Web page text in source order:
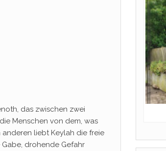
das zwischen zwei
Menschen von dem, was
liebt Keylah die freie
drohende Gefahr